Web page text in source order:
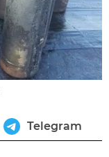
Telegram